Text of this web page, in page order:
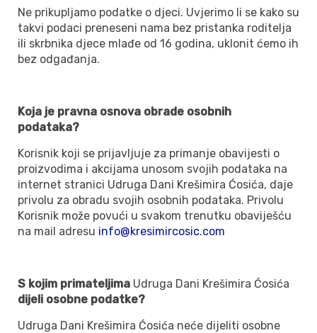
Ne prikupljamo podatke o djeci. Uvjerimo li se kako su
takvi podaci preneseni nama bez pristanka roditelja
ili skrbnika djece mlađe od 16 godina, uklonit ćemo ih
bez odgađanja.
Koja je pravna osnova obrade osobnih
podataka?
Korisnik koji se prijavljuje za primanje obavijesti o
proizvodima i akcijama unosom svojih podataka na
internet stranici Udruga Dani Krešimira Ćosića, daje
privolu za obradu svojih osobnih podataka. Privolu
Korisnik može povući u svakom trenutku obaviješću
na mail adresu info@kresimircosic.com
S kojim primateljima Udruga Dani Krešimira Ćosića
dijeli osobne podatke?
Udruga Dani Krešimira Ćosića neće dijeliti osobne